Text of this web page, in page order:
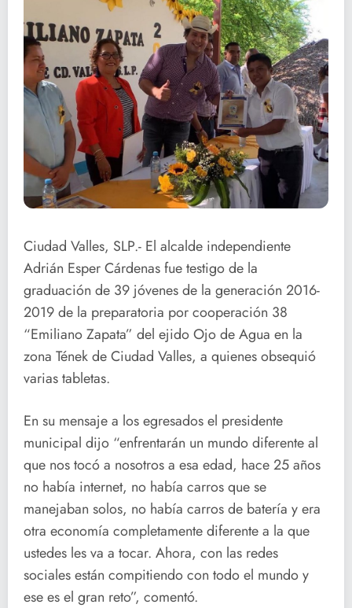
Ciudad Valles, SLP.- El alcalde independiente
Adrián Esper Cárdenas fue testigo de la
graduación de 39 jóvenes de la generación 2016-
2019 de la preparatoria por cooperación 38
“Emiliano Zapata” del ejido Ojo de Agua en la
zona Tének de Ciudad Valles, a quienes obsequió
varias tabletas.
En su mensaje a los egresados el presidente
municipal dijo “enfrentarán un mundo diferente al
que nos tocó a nosotros a esa edad, hace 25 años
no había internet, no había carros que se
manejaban solos, no había carros de batería y era
otra economía completamente diferente a la que
ustedes les va a tocar. Ahora, con las redes
sociales están compitiendo con todo el mundo y
ese es el gran reto”, comentó.